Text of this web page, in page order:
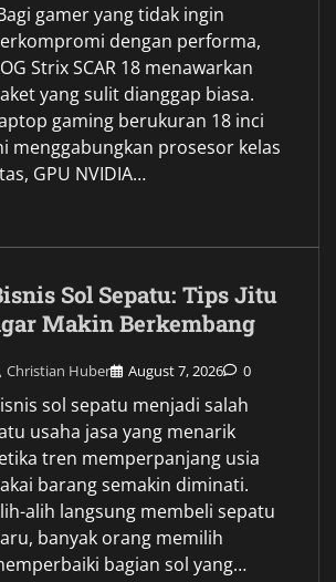
gamer yang tidak ingin
dengan performa,
Strix SCAR 18 menawarkan
yang sulit dianggap biasa.
gaming berukuran 18 inci
menggabungkan prosesor kelas
GPU NVIDIA…
Sol Sepatu: Tips Jitu
Makin Berkembang
Christian Huber August 7, 2026 0
sol sepatu menjadi salah
usaha jasa yang menarik
tren memperpanjang usia
barang semakin diminati.
alih langsung membeli sepatu
banyak orang memilih
bagian sol yang…